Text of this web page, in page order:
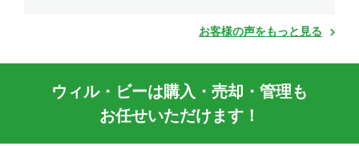
お客様の声をもっと見る
ウィル・ビーは購入・売却・管理も
お任せいただけます！